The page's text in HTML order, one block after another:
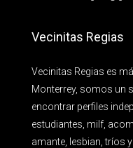
Vecinitas Regias
Vecinitas Regias es
Monterrey, somos un
encontrar perfiles
estudiantes, milf,
amante, lesbian, tríos